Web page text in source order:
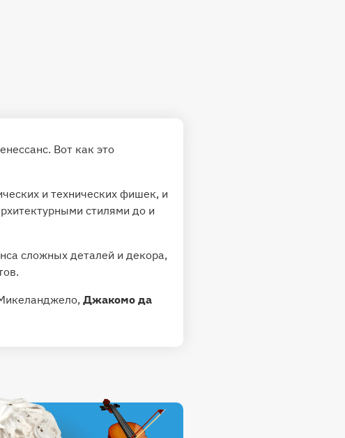
Вот как это
и технических фишек, и
стилями до и
сложных деталей и декора,
Джакомо да